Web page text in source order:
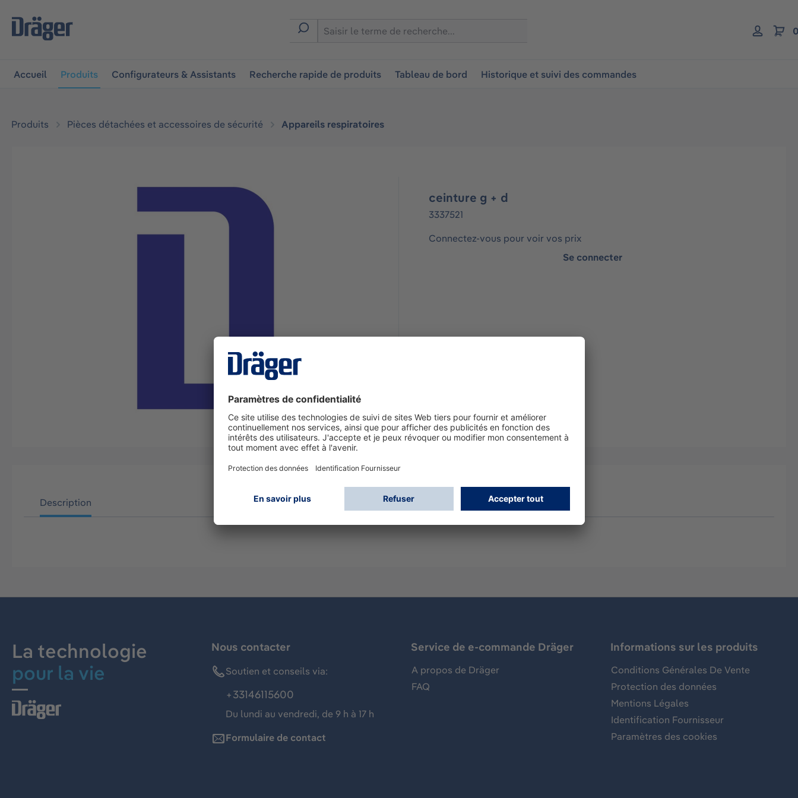
à la navigation principale
Accueil Produits Configurateurs & Assistants Recherche rapide de produits Tableau de bord Historique et suivi des commandes
Produits Pièces détachées et accessoires de sécurité Appareils respiratoires
ceinture g + d
3337521
Connectez-vous pour voir vos prix
Se connecter
Description
La technologie
pour la vie
Nous contacter
Soutien et conseils via:
+33146115600
Du lundi au vendredi, de 9 h à 17 h
Formulaire de contact
Service de e-commande Dräger
A propos de Dräger
FAQ
Informations sur les produits
Conditions Générales De Vente
Protection des données
Mentions Légales
Identification Fournisseur
Paramètres des cookies